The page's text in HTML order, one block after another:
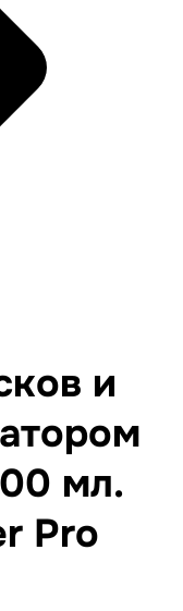
и
мл.
Pro